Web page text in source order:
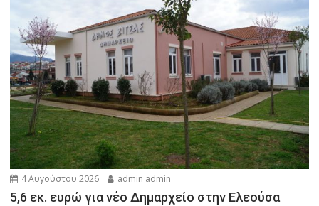
4 Αυγούστου 2026 admin admin
5,6 εκ. ευρώ για νέο Δημαρχείο στην Ελεούσα